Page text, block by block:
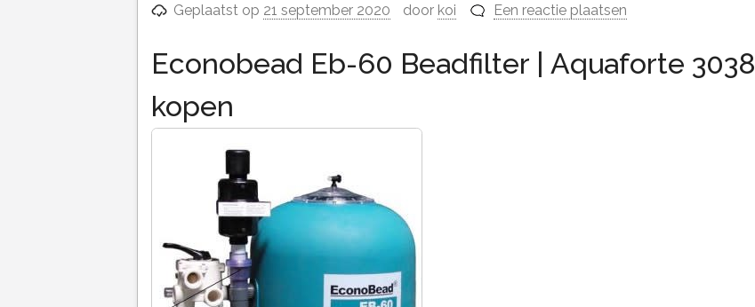
Geplaatst op 21 september 2020 door koi Een reactie plaatsen
Econobead Eb-60 Beadfilter | Aquaforte 3038
kopen